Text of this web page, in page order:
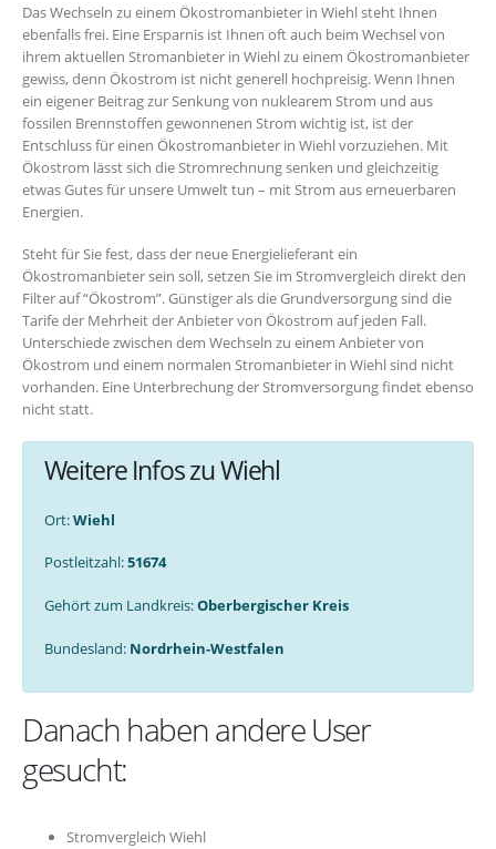
Das Wechseln zu einem Ökostromanbieter in Wiehl steht Ihnen
ebenfalls frei. Eine Ersparnis ist Ihnen oft auch beim Wechsel von
ihrem aktuellen Stromanbieter in Wiehl zu einem Ökostromanbieter
gewiss, denn Ökostrom ist nicht generell hochpreisig. Wenn Ihnen
ein eigener Beitrag zur Senkung von nuklearem Strom und aus
fossilen Brennstoffen gewonnenen Strom wichtig ist, ist der
Entschluss für einen Ökostromanbieter in Wiehl vorzuziehen. Mit
Ökostrom lässt sich die Stromrechnung senken und gleichzeitig
etwas Gutes für unsere Umwelt tun – mit Strom aus erneuerbaren
Energien.
Steht für Sie fest, dass der neue Energielieferant ein
Ökostromanbieter sein soll, setzen Sie im Stromvergleich direkt den
Filter auf “Ökostrom”. Günstiger als die Grundversorgung sind die
Tarife der Mehrheit der Anbieter von Ökostrom auf jeden Fall.
Unterschiede zwischen dem Wechseln zu einem Anbieter von
Ökostrom und einem normalen Stromanbieter in Wiehl sind nicht
vorhanden. Eine Unterbrechung der Stromversorgung findet ebenso
nicht statt.
Weitere Infos zu Wiehl
Ort:Wiehl
Postleitzahl:51674
Gehört zum Landkreis:Oberbergischer Kreis
Bundesland: Nordrhein-Westfalen
Danach haben andere User
gesucht:
Stromvergleich Wiehl